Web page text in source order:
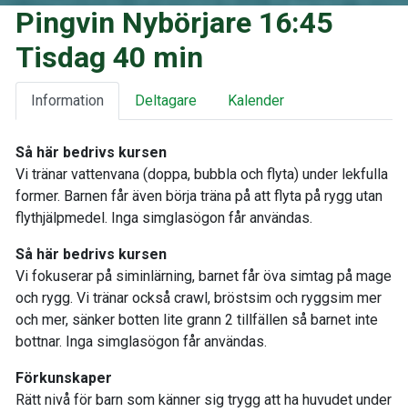
Pingvin Nybörjare 16:45
Tisdag 40 min
Information Deltagare Kalender
Så här bedrivs kursen
Vi tränar vattenvana (doppa, bubbla och flyta) under lekfulla
former. Barnen får även börja träna på att flyta på rygg utan
flythjälpmedel. Inga simglasögon får användas.
Så här bedrivs kursen
Vi fokuserar på siminlärning, barnet får öva simtag på mage
och rygg. Vi tränar också crawl, bröstsim och ryggsim mer
och mer, sänker botten lite grann 2 tillfällen så barnet inte
bottnar. Inga simglasögon får användas.
Förkunskaper
Rätt nivå för barn som känner sig trygg att ha huvudet under